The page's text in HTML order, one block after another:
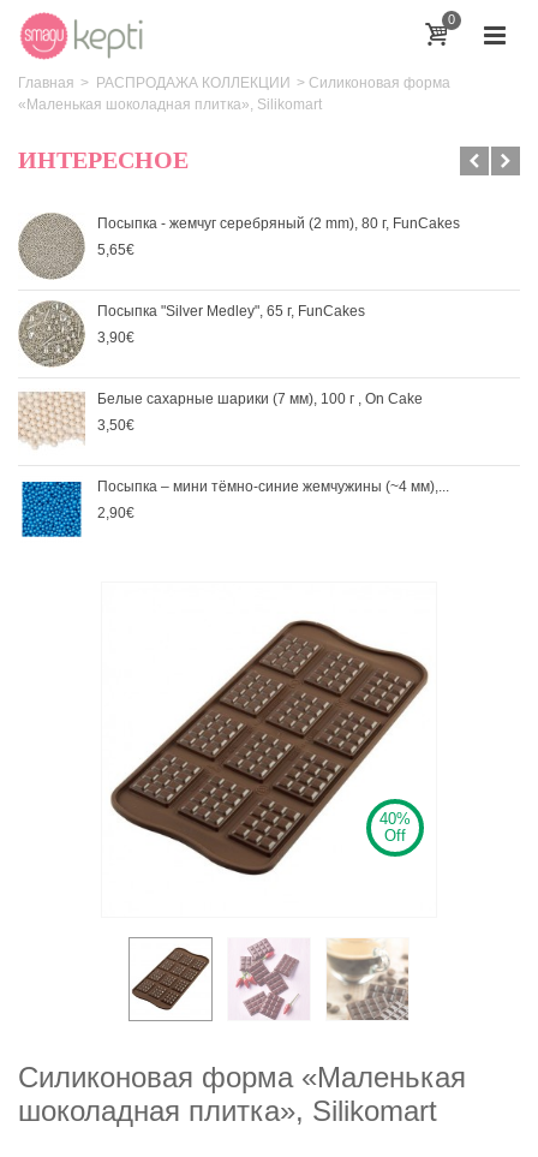
0
Главная > РАСПРОДАЖА КОЛЛЕКЦИИ > Силиконовая форма
«Маленькая шоколадная плитка», Silikomart
ИНТЕРЕСНОЕ
Посыпка - жемчуг серебряный (2 mm), 80 г, FunCakes
5,65€
Посыпка "Silver Medley", 65 г, FunCakes
3,90€
Белые сахарные шарики (7 мм), 100 г , On Cake
3,50€
Посыпка – мини тёмно-синие жемчужины (~4 мм),...
2,90€
40%
Off
Силиконовая форма «Маленькая
шоколадная плитка», Silikomart